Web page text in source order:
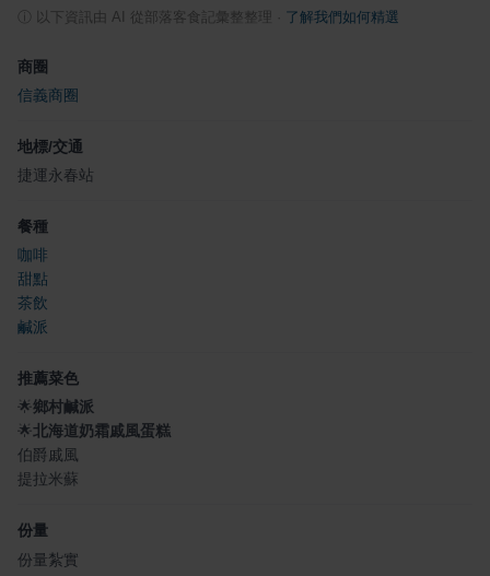
以下資訊由 AI 從部落客食記彙整整理 了解我們如何精選
商圈
信義商圈
地標/交通
捷運永春站
餐種
咖啡
甜點
茶飲
鹹派
推薦菜色
🌟鄉村鹹派
🌟北海道奶霜戚風蛋糕
伯爵戚風
提拉米蘇
份量
份量紮實